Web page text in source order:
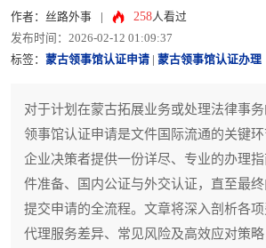
作者：丝路外事 258人看过
发布时间：2026-02-12 01:09:37
标签： 蒙古领事馆认证申请 蒙古领事馆认证办理
对于计划在蒙古拓展业务或处理法律事
领事馆认证申请是文件国际流通的关键
企业决策者提供一份详尽、专业的办理
件准备、国内公证与外交认证，直至最
提交申请的全流程。文章将深入剖析各
代理服务差异、常见风险及高效应对策